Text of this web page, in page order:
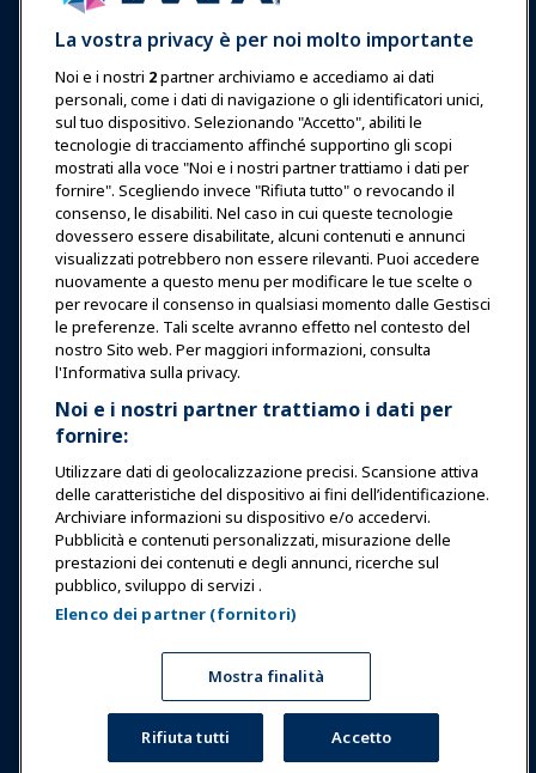
Unisciti ora
Premi Carriere
Contatto
Esposizioni & Eventi
Notizie & Funworld
Educazione
Sicurezza & Protezione
Difesa
Ricerca e Rapporti
Informazioni su IAAPA
Partner
Copyright © 2026 Associazione Internazionale di Parchi di
Divertimento e Attrazioni. Tutti i diritti riservati.
Informativa sulla privacy
Termini di servizio
Avviso di traduzione
Gestisci le preferenze
La vostra privacy è per noi molto importante
Noi e i nostri 2partner archiviamo e accediamo ai dati
personali, come i dati di navigazione o gli identificatori unici,
sul tuo dispositivo. Selezionando "Accetto", abiliti le
tecnologie di tracciamento affinché supportino gli scopi
mostrati alla voce "Noi e i nostri partner trattiamo i dati per
fornire". Scegliendo invece "Rifiuta tutto" o revocando il
consenso, le disabiliti. Nel caso in cui queste tecnologie
dovessero essere disabilitate, alcuni contenuti e annunci
visualizzati potrebbero non essere rilevanti. Puoi accedere
nuovamente a questo menu per modificare le tue scelte o
per revocare il consenso in qualsiasi momento dalle Gestisci
le preferenze. Tali scelte avranno effetto nel contesto del
nostro Sito web. Per maggiori informazioni, consulta
l'Informativa sulla privacy.
Noi e i nostri partner trattiamo i dati per
fornire:
Utilizzare dati di geolocalizzazione precisi. Scansione attiva
delle caratteristiche del dispositivo ai fini dell’identificazione.
Archiviare informazioni su dispositivo e/o accedervi.
Pubblicità e contenuti personalizzati, misurazione delle
prestazioni dei contenuti e degli annunci, ricerche sul
pubblico, sviluppo di servizi .
Elenco dei partner (fornitori)
Mostra finalità
Rifiuta tutti Accetto